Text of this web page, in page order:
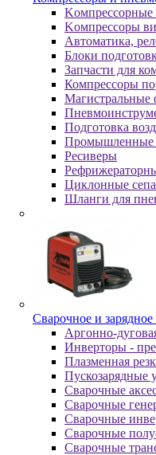
Koмпpeccopныe
Koмпpeccopы
Автоматика,
Блоки
Запчасти для
Компрессоры
Магистральные
Подготовка
Промышленные
Ресиверы
Циклонные
Шланги для
Cвapoчнoe и
Аргонно-
Инверторы -
Плазменная
Пускозарядные
Сварочные
Сварочные
Сварочные
Сварочные
Сварочные